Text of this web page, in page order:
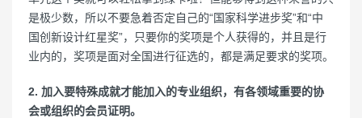
是极少数，所以不要急着否定自己的“国家科学进步奖”和“中
国创新设计红星奖”，只要你的奖项是个人获得的，并且是行
业内的，奖项是面对全国进行征选的，都是满足要求的奖项。
2. 加入要特殊成就才能加入的专业组织，有各领域重要的协
会或组织的会员证明。